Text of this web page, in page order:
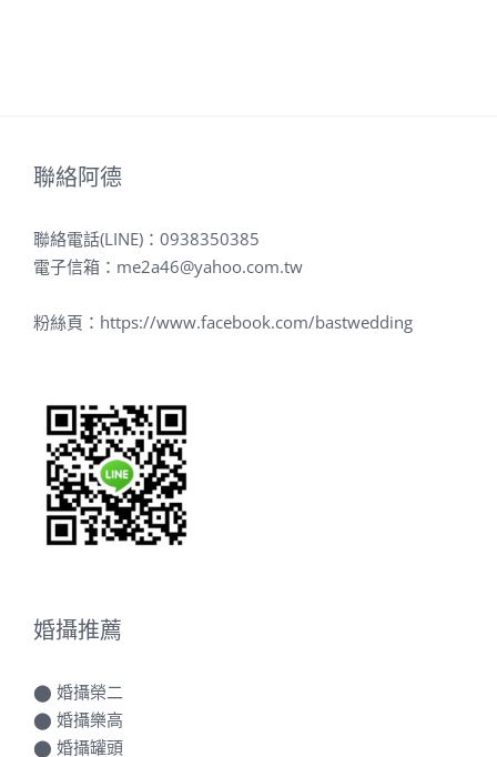
聯絡阿德
聯絡電話(LINE)： 0938350385
電子信箱： me2a46@yahoo.com.tw
粉絲頁： https://www.facebook.com/bastwedding
婚攝推薦
⬤ 婚攝榮二
⬤ 婚攝樂高
⬤ 婚攝罐頭